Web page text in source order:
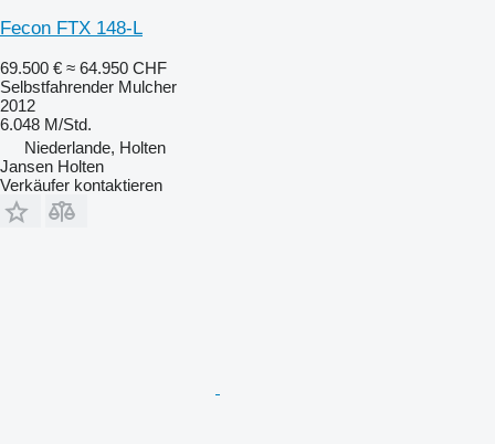
Fecon FTX 148-L
69.500 € ≈ 64.950 CHF
Selbstfahrender Mulcher
2012
6.048 M/Std.
Niederlande, Holten
Jansen Holten
Verkäufer kontaktieren